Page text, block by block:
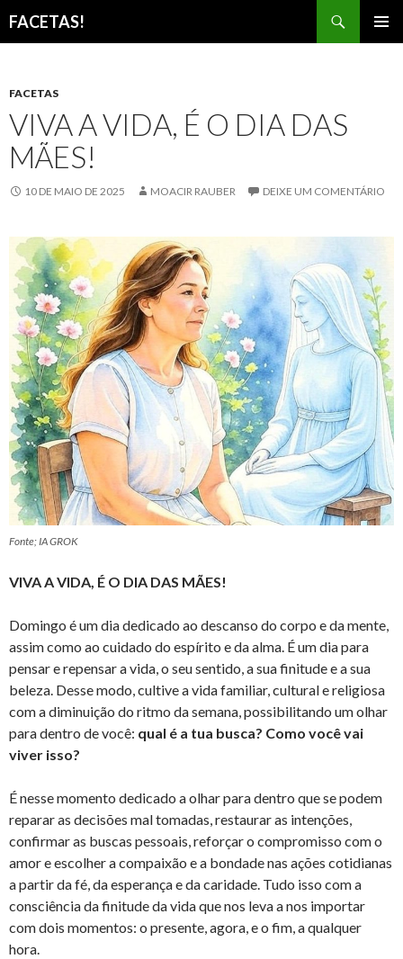
FACETAS!
CONTEÚDO
FACETAS
VIVA A VIDA, É O DIA DAS
MÃES!
10 DE MAIO DE 2025 MOACIR RAUBER DEIXE UM COMENTÁRIO
Fonte; IA GROK
VIVA A VIDA, É O DIA DAS MÃES!
Domingo é um dia dedicado ao descanso do corpo e da mente,
assim como ao cuidado do espírito e da alma. É um dia para
pensar e repensar a vida, o seu sentido, a sua finitude e a sua
beleza. Desse modo, cultive a vida familiar, cultural e religiosa
com a diminuição do ritmo da semana, possibilitando um olhar
para dentro de você: qual é a tua busca? Como você vai
viver isso?
É nesse momento dedicado a olhar para dentro que se podem
reparar as decisões mal tomadas, restaurar as intenções,
confirmar as buscas pessoais, reforçar o compromisso com o
amor e escolher a compaixão e a bondade nas ações cotidianas
a partir da fé, da esperança e da caridade. Tudo isso com a
consciência da finitude da vida que nos leva a nos importar
com dois momentos: o presente, agora, e o fim, a qualquer
hora.